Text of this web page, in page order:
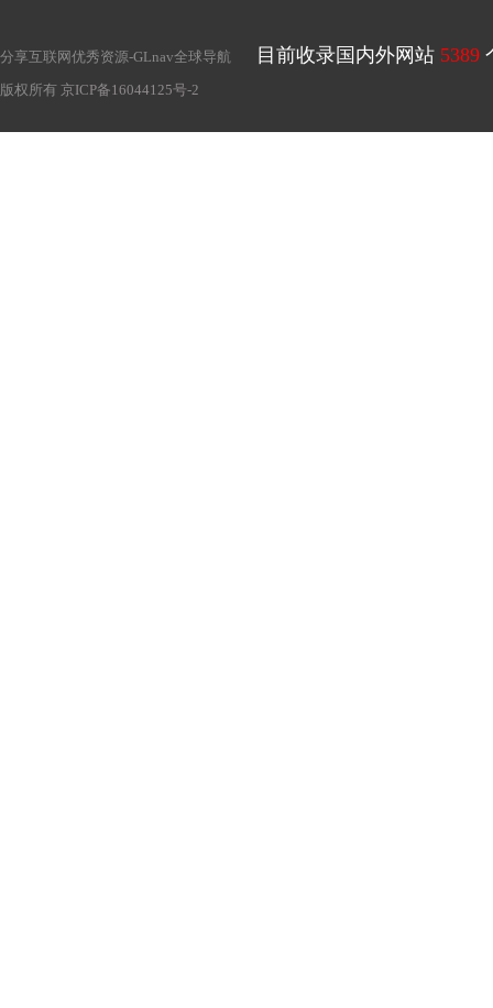
分享互联网优秀资源-GLnav全球导航 目前收录国内外网站 5389
版权所有 京ICP备16044125号-2